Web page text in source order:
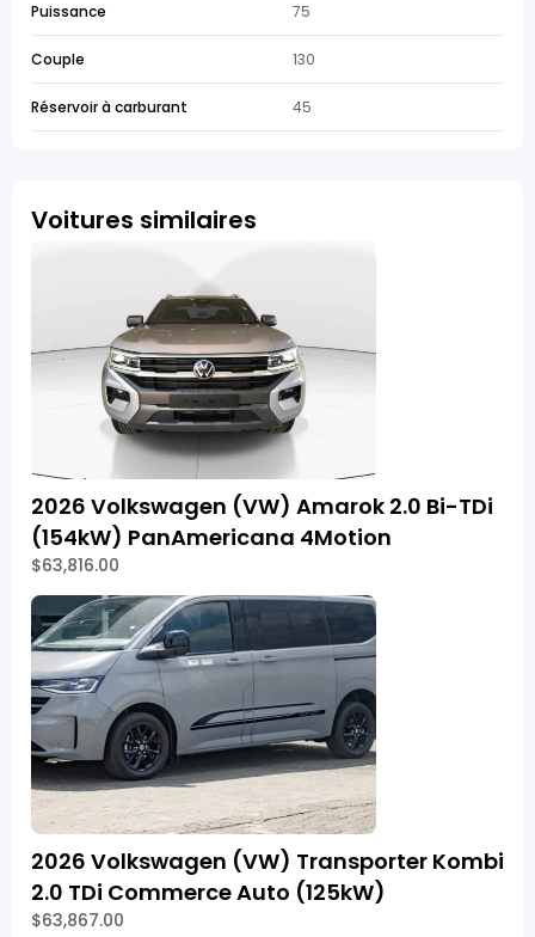
Puissance 75
Couple 130
Réservoir à carburant 45
Voitures similaires
2026 Volkswagen (VW) Amarok 2.0 Bi-TDi
(154kW) PanAmericana 4Motion
$63,816.00
2026 Volkswagen (VW) Transporter Kombi
2.0 TDi Commerce Auto (125kW)
$63,867.00